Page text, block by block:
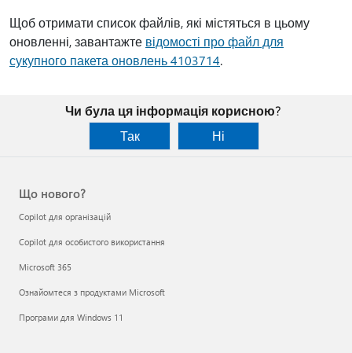
Щоб отримати список файлів, які містяться в цьому
оновленні, завантажте відомості про файл для
сукупного пакета оновлень 4103714.
Чи була ця інформація корисною?
Так
Ні
Що нового?
Copilot для організацій
Copilot для особистого використання
Microsoft 365
Ознайомтеся з продуктами Microsoft
Програми для Windows 11